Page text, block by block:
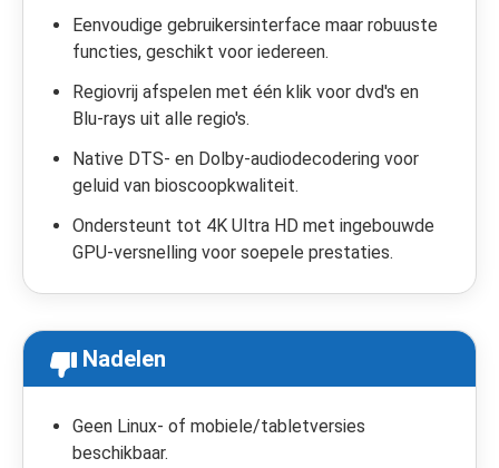
Eenvoudige gebruikersinterface maar robuuste
functies, geschikt voor iedereen.
Regiovrij afspelen met één klik voor dvd's en
Blu-rays uit alle regio's.
Native DTS- en Dolby-audiodecodering voor
geluid van bioscoopkwaliteit.
Ondersteunt tot 4K Ultra HD met ingebouwde
GPU-versnelling voor soepele prestaties.
Nadelen
Geen Linux- of mobiele/tabletversies
beschikbaar.